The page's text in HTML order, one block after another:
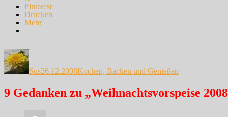
Pinterest
Drucken
Mehr
Autor
Sus26.12.2008Kochen, Backen und Genießen
9 Gedanken zu „Weihnachtsvorspeise